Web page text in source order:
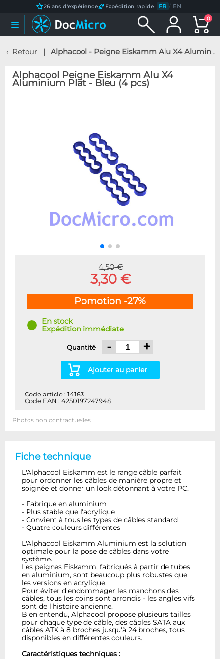
26 ans d'expérience Expédition rapide FR / EN
0
Retour Alphacool - Peigne Eiskamm Alu X4 Aluminium Plat - Bleu (4 pcs)
Alphacool Peigne Eiskamm Alu X4
Aluminium Plat - Bleu (4 pcs)
4,50 €
3,30 €
Pomotion -27%
En stock
Expédition immédiate
Quantité - +
Ajouter au panier
Code article : 14163
Code EAN : 4250197247948
Photos non contractuelles
Fiche technique
L'Alphacool Eiskamm est le range câble parfait
pour ordonner les câbles de manière propre et
soignée et donner un look détonnant à votre PC.
- Fabriqué en aluminium
- Plus stable que l'acrylique
- Convient à tous les types de câbles standard
- Quatre couleurs différentes
L'Alphacool Eiskamm Aluminium est la solution
optimale pour la pose de câbles dans votre
système.
Les peignes Eiskamm, fabriqués à partir de tubes
en aluminium, sont beaucoup plus robustes que
les versions en acrylique.
Pour éviter d'endommager les manchons des
câbles, tous les coins sont arrondis - les angles vifs
sont de l'histoire ancienne.
Bien entendu, Alphacool propose plusieurs tailles
pour chaque type de câble, des câbles SATA aux
câbles ATX à 8 broches jusqu'à 24 broches, tous
disponibles en différentes couleurs.
Caractéristiques techniques :